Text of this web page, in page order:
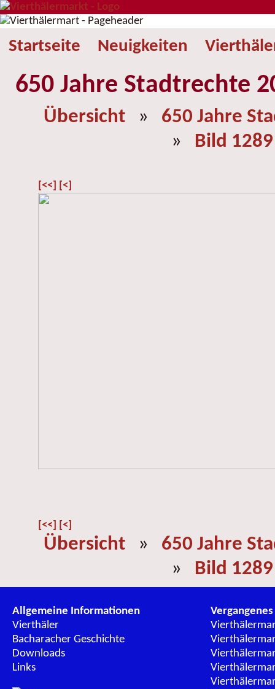
Startseite Neuigkeiten
650 Jahre Stadtrechte
Übersicht » 650 Jahre
» Bild 1289
[<<] [<]
[<<] [<]
Übersicht » 650 Jahre
» Bild 1289
Allgemeine Informationen
Vierthäler
Bacharacher Geschichte
Downloads
Links
Vergangenes